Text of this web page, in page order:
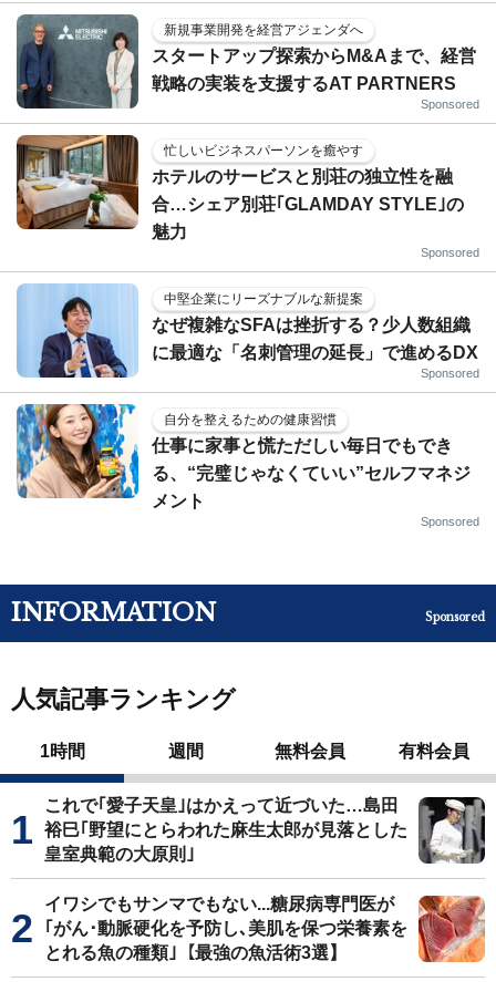
新規事業開発を経営アジェンダへ
スタートアップ探索からM&Aまで、経営
戦略の実装を支援するAT PARTNERS
Sponsored
忙しいビジネスパーソンを癒やす
ホテルのサービスと別荘の独立性を融
合…シェア別荘｢GLAMDAY STYLE｣の
魅力
Sponsored
中堅企業にリーズナブルな新提案
なぜ複雑なSFAは挫折する？少人数組織
に最適な「名刺管理の延長」で進めるDX
Sponsored
自分を整えるための健康習慣
仕事に家事と慌ただしい毎日でもでき
る、“完璧じゃなくていい”セルフマネジ
メント
Sponsored
INFORMATION Sponsored
人気記事ランキング
1時間 週間 無料会員 有料会員
これで｢愛子天皇｣はかえって近づいた…島田
裕巳｢野望にとらわれた麻生太郎が見落とした
皇室典範の大原則｣
イワシでもサンマでもない...糖尿病専門医が
｢がん･動脈硬化を予防し､美肌を保つ栄養素を
とれる魚の種類｣【最強の魚活術3選】